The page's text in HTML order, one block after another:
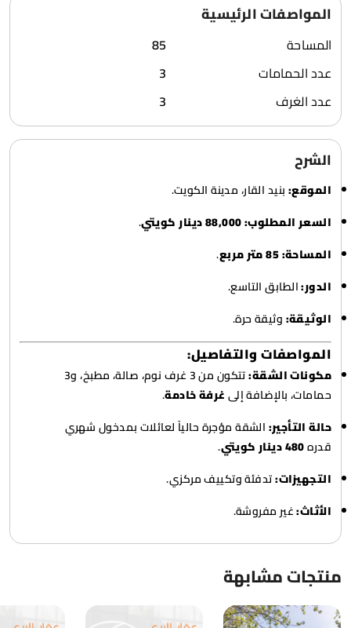
المواصفات الرئيسية
المساحة
85
عدد الحمامات
3
عدد الغرف
3
الشرح
الموقع:بنيد القار، مدينة الكويت.
السعر المطلوب:88,000 دينار كويتي
.
المساحة:85 متر مربع
.
الدور:الطابق التاسع.
الوثيقة:وثيقة حرة.
المواصفات والتفاصيل:
مكونات الشقة:
تتكون من 3 غرف نوم، صالة، مطبخ، و3
حمامات، بالإضافة إلىغرفة خادمة.
حالة التأجير:الشقة مؤجرة حالياً لعائلات بمدخول شهري
قدره480 دينار كويتي
.
التجهيزات:تدفئة وتكييف مركزي.
الأثاث:غير مفروشة.
منتجات مشابهة